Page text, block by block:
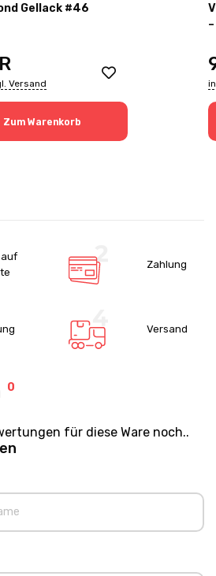
Gellack #46
Versand
Zum Warenkorb
Zahlung
Versand
0
für diese Ware noch..